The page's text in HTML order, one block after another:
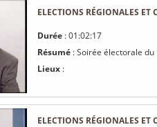
ELECTIONS RÉGIONALES ET
Durée : 01:02:17
Résumé : Soirée électorale
Lieux :
ELECTIONS RÉGIONALES ET